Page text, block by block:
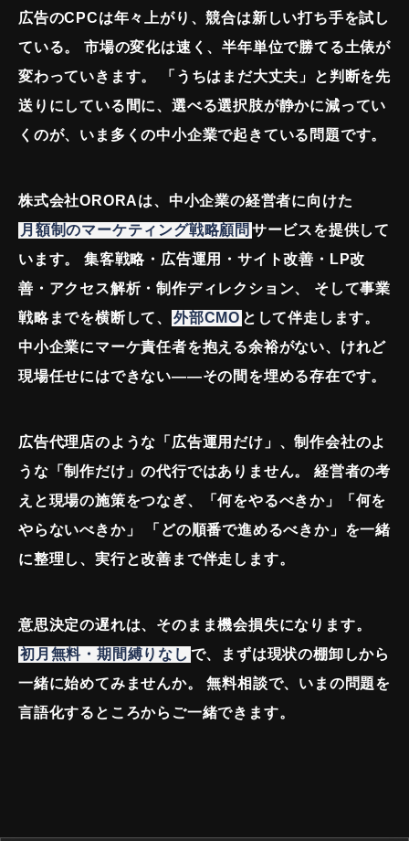
広告のCPCは年々上がり、競合は新しい打ち手を試し
ている。
市場の変化は速く、半年単位で勝てる土俵が
変わっていきます。
「うちはまだ大丈夫」と判断を先
送りにしている間に、選べる選択肢が静かに減ってい
くのが、 いま多くの中小企業で起きている問題です。
株式会社ORORAは、中小企業の経営者に向けた
月額制のマーケティング戦略顧問 サービスを提供して
います。
集客戦略・広告運用・サイト改善・LP改
善・アクセス解析・制作ディレクション、
そして事業
戦略までを横断して、
外部CMO として伴走します。
中小企業にマーケ責任者を抱える余裕がない、けれど
現場任せにはできない——その間を埋める存在です。
広告代理店のような「広告運用だけ」、制作会社のよ
うな「制作だけ」の代行ではありません。
経営者の考
えと現場の施策をつなぎ、「何をやるべきか」「何を
やらないべきか」
「どの順番で進めるべきか」を一緒
に整理し、実行と改善まで伴走します。
意思決定の遅れは、そのまま機会損失になります。
初月無料・期間縛りなし で、まずは現状の棚卸しから
一緒に始めてみませんか。
無料相談で、いまの問題を
言語化するところからご一緒できます。